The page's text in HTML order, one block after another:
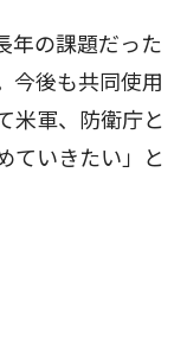
年の課題だった
今後も共同使用
米軍、防衛庁と
ていきたい」と